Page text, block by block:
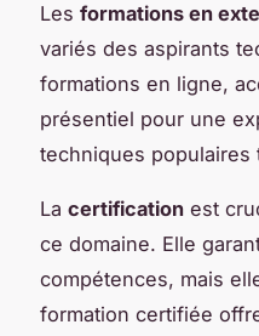
Les formations en
variés des aspirants
formations en ligne,
présentiel pour une
techniques populaires
La certification est
ce domaine. Elle
compétences, mais
formation certifiée